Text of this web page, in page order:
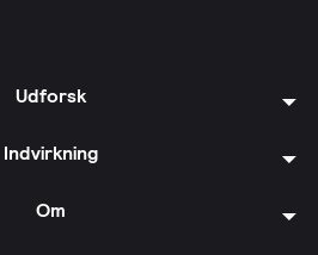
Udforsk
Indvirkning
Om